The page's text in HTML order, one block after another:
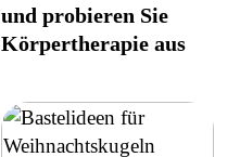
und probieren Sie
Körpertherapie aus